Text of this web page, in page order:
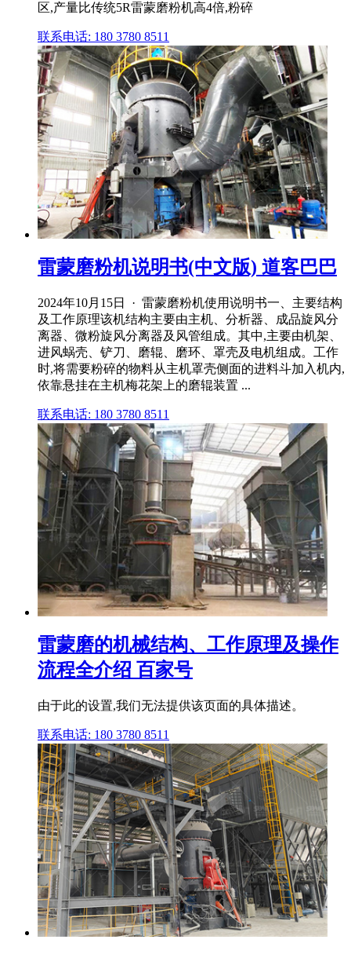
区,产量比传统5R雷蒙磨粉机高4倍,粉碎
联系电话: 180 3780 8511
雷蒙磨粉机说明书(中文版) 道客巴巴
2024年10月15日 · 雷蒙磨粉机使用说明书一、主要结构
及工作原理该机结构主要由主机、分析器、成品旋风分
离器、微粉旋风分离器及风管组成。其中,主要由机架、
进风蜗壳、铲刀、磨辊、磨环、罩壳及电机组成。工作
时,将需要粉碎的物料从主机罩壳侧面的进料斗加入机内,
依靠悬挂在主机梅花架上的磨辊装置 ...
联系电话: 180 3780 8511
雷蒙磨的机械结构、工作原理及操作
流程全介绍 百家号
由于此的设置,我们无法提供该页面的具体描述。
联系电话: 180 3780 8511